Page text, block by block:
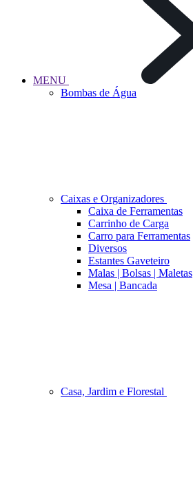
MENU
Bombas de Água
Caixas e Organizadores
Caixa de Ferramentas
Carrinho de Carga
Carro para Ferramentas
Diversos
Estantes Gaveteiro
Malas | Bolsas | Maletas
Mesa | Bancada
Casa, Jardim e Florestal